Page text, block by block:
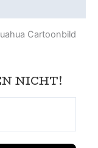
Cartoonbild
NICHT!